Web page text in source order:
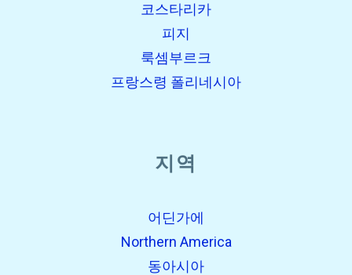
코스타리카
피지
룩셈부르크
프랑스령 폴리네시아
지역
어딘가에
Northern America
동아시아